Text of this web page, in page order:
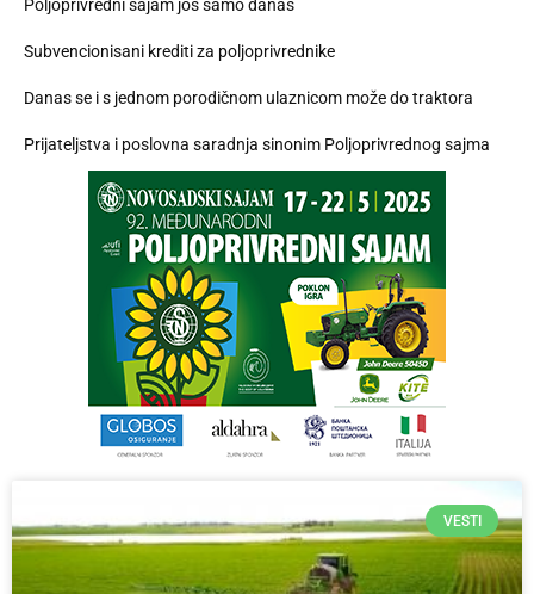
Poljoprivredni sajam još samo danas
Subvencionisani krediti za poljoprivrednike
Danas se i s jednom porodičnom ulaznicom može do traktora
Prijateljstva i poslovna saradnja sinonim Poljoprivrednog sajma
VESTI